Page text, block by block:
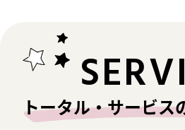
トータル・サービス